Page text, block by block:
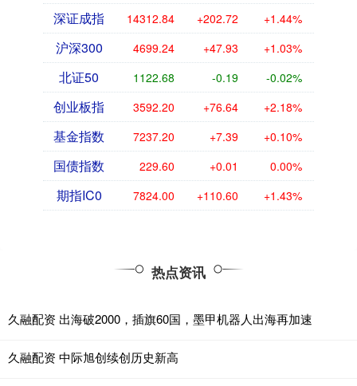
深证成指 14312.84 +202.72 +1.44%
沪深300 4699.24 +47.93 +1.03%
北证50 1122.68 -0.19 -0.02%
创业板指 3592.20 +76.64 +2.18%
基金指数 7237.20 +7.39 +0.10%
国债指数 229.60 +0.01 0.00%
期指IC0 7824.00 +110.60 +1.43%
热点资讯
久融配资 出海破2000，插旗60国，墨甲机器人出海再加速
久融配资 中际旭创续创历史新高